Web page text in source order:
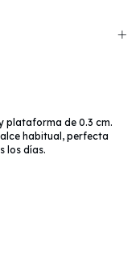
plataforma de 0.3 cm.
habitual, perfecta
los días.